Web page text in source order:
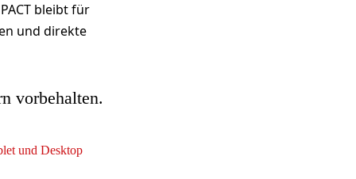
bleibt für
und direkte
vorbehalten.
und Desktop